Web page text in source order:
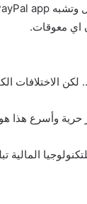
اي معوقات.